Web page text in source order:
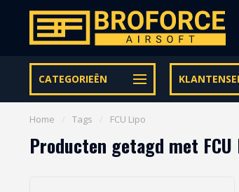
CATEGORIEËN
Let op onze speciale Facebook/Instagram
Home Tags FCU Lipo
Producten getagd met FCU